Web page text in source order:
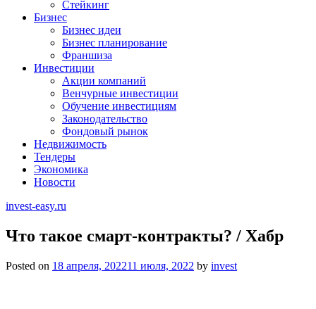
Стейкинг
Бизнес
Бизнес идеи
Бизнес планирование
Франшиза
Инвестиции
Акции компаний
Венчурные инвестиции
Обучение инвестициям
Законодательство
Фондовый рынок
Недвижимость
Тендеры
Экономика
Новости
invest-easy.ru
Что такое смарт-контракты? / Хабр
Posted on 18 апреля, 202211 июля, 2022 by invest